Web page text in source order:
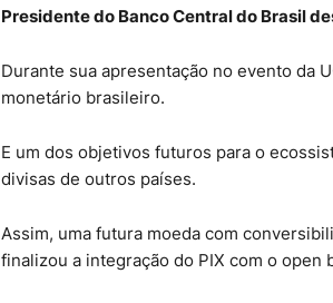
Presidente do Banco Central do Brasil
Durante sua apresentação no evento da
monetário brasileiro.
E um dos objetivos futuros para o
divisas de outros países.
Assim, uma futura moeda com
finalizou a integração do PIX com o open